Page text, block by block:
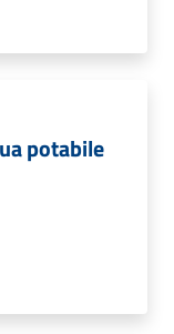
potabile